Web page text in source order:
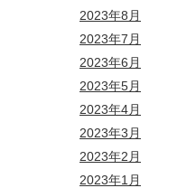
2023年8月
2023年7月
2023年6月
2023年5月
2023年4月
2023年3月
2023年2月
2023年1月